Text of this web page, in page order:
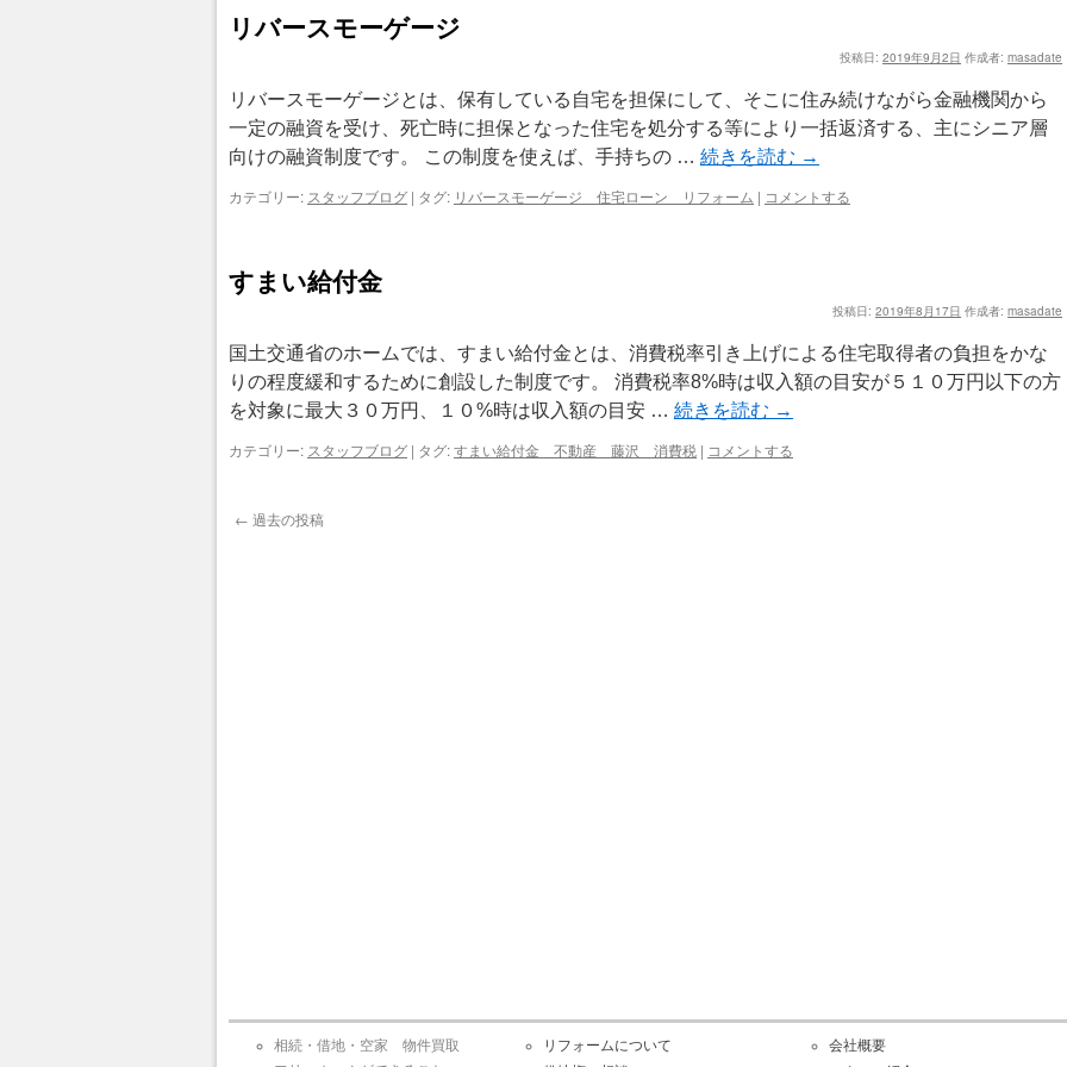
リバースモーゲージ
投稿日: 2019年9月2日 作成者: masadate
リバースモーゲージとは、保有している自宅を担保にして、そこに住み続けながら金融機関から
一定の融資を受け、死亡時に担保となった住宅を処分する等により一括返済する、主にシニア層
向けの融資制度です。 この制度を使えば、手持ちの … 続きを読む →
カテゴリー: スタッフブログ | タグ: リバースモーゲージ 住宅ローン リフォーム | コメントする
すまい給付金
投稿日: 2019年8月17日 作成者: masadate
国土交通省のホームでは、すまい給付金とは、消費税率引き上げによる住宅取得者の負担をかな
りの程度緩和するために創設した制度です。 消費税率8%時は収入額の目安が５１０万円以下の方
を対象に最大３０万円、１０%時は収入額の目安 … 続きを読む →
カテゴリー: スタッフブログ | タグ:すまい給付金 不動産 藤沢 消費税 | コメントする
← 過去の投稿
相続・借地・空家 物件買取
リフォームについて
会社概要